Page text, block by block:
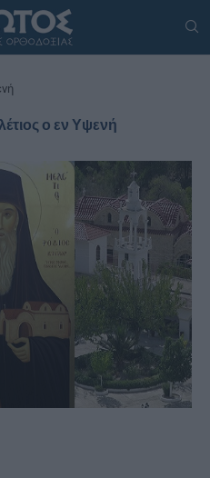
ο εν Υψενή